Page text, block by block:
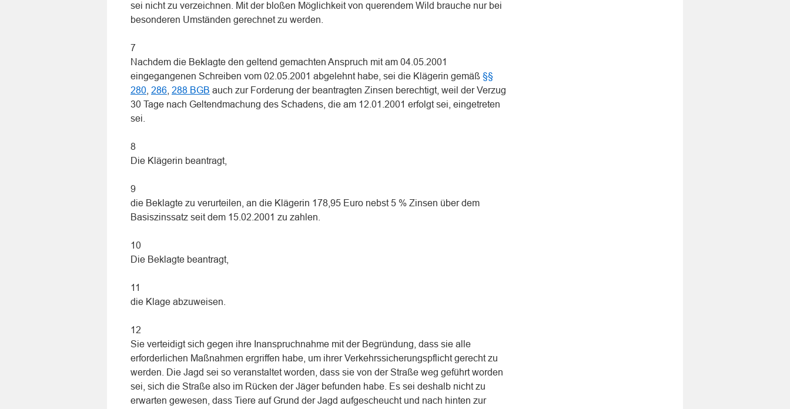
sei nicht zu verzeichnen. Mit der bloßen Möglichkeit von querendem Wild brauche nur bei
besonderen Umständen gerechnet zu werden.
7
Nachdem die Beklagte den geltend gemachten Anspruch mit am 04.05.2001
eingegangenen Schreiben vom 02.05.2001 abgelehnt habe, sei die Klägerin gemäß §§
280 286 288 BGB auch zur Forderung der beantragten Zinsen berechtigt, weil der Verzug
30 Tage nach Geltendmachung des Schadens, die am 12.01.2001 erfolgt sei, eingetreten
sei.
8
Die Klägerin beantragt,
9
die Beklagte zu verurteilen, an die Klägerin 178,95 Euro nebst 5 % Zinsen über dem
Basiszinssatz seit dem 15.02.2001 zu zahlen.
10
Die Beklagte beantragt,
11
die Klage abzuweisen.
12
Sie verteidigt sich gegen ihre Inanspruchnahme mit der Begründung, dass sie alle
erforderlichen Maßnahmen ergriffen habe, um ihrer Verkehrssicherungspflicht gerecht zu
werden. Die Jagd sei so veranstaltet worden, dass sie von der Straße weg geführt worden
sei, sich die Straße also im Rücken der Jäger befunden habe. Es sei deshalb nicht zu
erwarten gewesen, dass Tiere auf Grund der Jagd aufgescheucht und nach hinten zur